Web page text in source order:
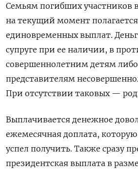
Семьям погибших участников
на текущий момент
единовременных выплат.
супруге при ее наличии, в
совершеннолетним детям
представителям
При отсутствии таковых —
Выплачивается денежное
ежемесячная доплата,
успел получить. Также сразу
президентская выплата в